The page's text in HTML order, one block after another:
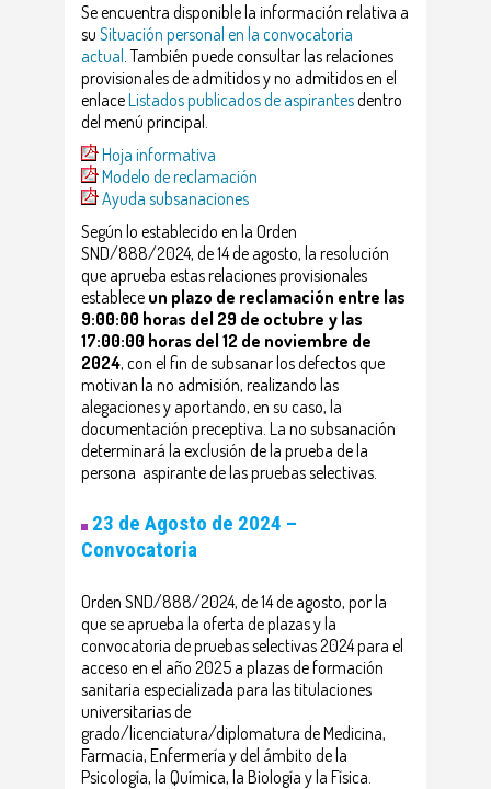
Se encuentra disponible la información relativa a
su Situación personal en la convocatoria
actual. También puede consultar las relaciones
provisionales de admitidos y no admitidos en el
enlaceListados publicados de aspirantesdentro
del menú principal.
Hoja informativa
Modelo de reclamación
Ayuda subsanaciones
Según lo establecido en la Orden
SND/888/2024, de 14 de agosto, la resolución
que aprueba estas relaciones provisionales
establece un plazo de reclamación entre las
9:00:00 horas del 29 de octubre y las
17:00:00 horas del 12 de noviembre de
2024, con el fin de subsanar los defectos que
motivan la no admisión, realizando las
alegaciones y aportando, en su caso, la
documentación preceptiva. La no subsanación
determinará la exclusión de la prueba de la
persona aspirante de las pruebas selectivas.
23 de Agosto de 2024 –
Convocatoria
Orden SND/888/2024, de 14 de agosto, por la
que se aprueba la oferta de plazas y la
convocatoria de pruebas selectivas 2024 para el
acceso en el año 2025 a plazas de formación
sanitaria especializada para las titulaciones
universitarias de
grado/licenciatura/diplomatura de Medicina,
Farmacia, Enfermería y del ámbito de la
Psicología, la Química, la Biología y la Física.